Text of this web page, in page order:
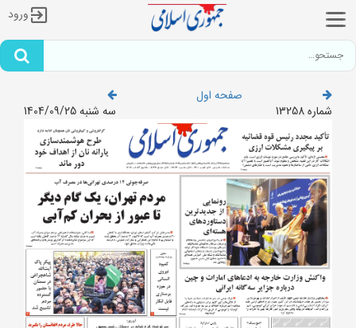
ورود
صفحه اول
شماره 13258
سه شنبه 1404/09/25